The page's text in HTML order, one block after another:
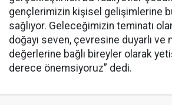
gençlerimizin kişisel gelişimlerine
sağlıyor. Geleceğimizin teminatı
doğayı seven, çevresine duyarlı ve
değerlerine bağlı bireyler olarak
derece önemsiyoruz” dedi.